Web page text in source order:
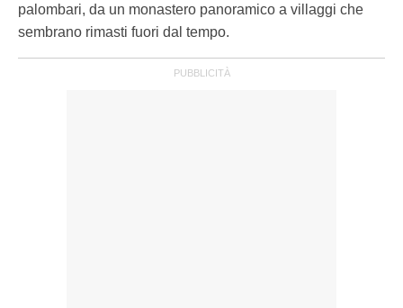
palombari, da un monastero panoramico a villaggi che
sembrano rimasti fuori dal tempo.